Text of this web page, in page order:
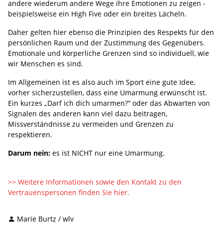
andere wiederum andere Wege ihre Emotionen zu zeigen -
beispielsweise ein High Five oder ein breites Lächeln.
Daher gelten hier ebenso die Prinzipien des Respekts für den
persönlichen Raum und der Zustimmung des Gegenübers.
Emotionale und körperliche Grenzen sind so individuell, wie
wir Menschen es sind.
Im Allgemeinen ist es also auch im Sport eine gute Idee,
vorher sicherzustellen, dass eine Umarmung erwünscht ist.
Ein kurzes „Darf ich dich umarmen?“ oder das Abwarten von
Signalen des anderen kann viel dazu beitragen,
Missverständnisse zu vermeiden und Grenzen zu
respektieren.
Darum nein: es ist NICHT nur eine Umarmung.
>> Weitere Informationen sowie den Kontakt zu den
Vertrauenspersonen finden Sie hier.
Marie Burtz / wlv